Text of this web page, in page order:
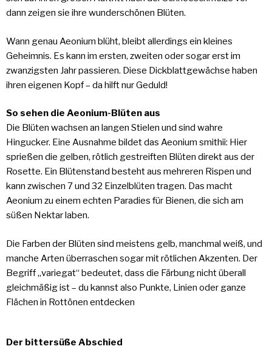
dann zeigen sie ihre wunderschönen Blüten.
Wann genau Aeonium blüht, bleibt allerdings ein kleines
Geheimnis. Es kann im ersten, zweiten oder sogar erst im
zwanzigsten Jahr passieren. Diese Dickblattgewächse haben
ihren eigenen Kopf – da hilft nur Geduld!
So sehen die Aeonium-Blüten aus
Die Blüten wachsen an langen Stielen und sind wahre
Hingucker. Eine Ausnahme bildet das Aeonium smithii: Hier
sprießen die gelben, rötlich gestreiften Blüten direkt aus der
Rosette. Ein Blütenstand besteht aus mehreren Rispen und
kann zwischen 7 und 32 Einzelblüten tragen. Das macht
Aeonium zu einem echten Paradies für Bienen, die sich am
süßen Nektar laben.
Die Farben der Blüten sind meistens gelb, manchmal weiß, und
manche Arten überraschen sogar mit rötlichen Akzenten. Der
Begriff „variegat“ bedeutet, dass die Färbung nicht überall
gleichmäßig ist – du kannst also Punkte, Linien oder ganze
Flächen in Rottönen entdecken
Der bittersüße Abschied